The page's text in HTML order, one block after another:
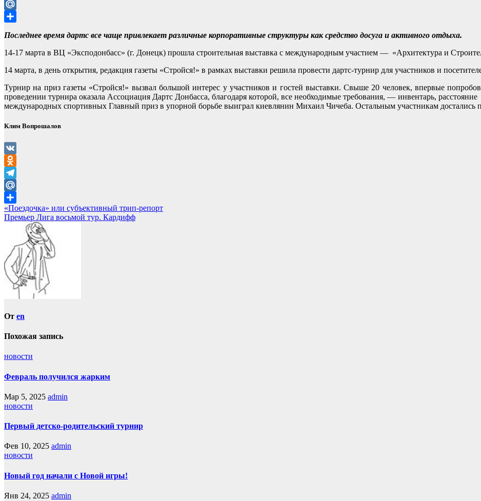
Telegram
Mail.Ru
Последнее время дартс все чаще привлекает различные корпоративные структуры как средство досуга и активного отдыха.
14-17 марта в ВЦ «Эксподонбасс» (г. Донецк) прошла строительная выставка с международным участием — «Архитектура и
14 марта, в день открытия, редакция газеты «Стройся!» в рамках выставки решила провести дартс-турнир для участников и
Турнир на приз газеты «Стройся!» вызвал большой интерес у участников и гостей выставки. Свыше 20 человек, впервые
проведении турнира оказала Ассоциация Дартс Донбасса, благодаря которой, все необходимые требования, — инвентарь,
международных спортивных Главный приз в упорной борьбе выиграл киевлянин Михаил Чичеба. Остальным участникам
Клим Вопрошалов
VK
Odnoklassniki
Telegram
Mail.Ru
Отправить
Навигация
по
записям
«Поездочка» или субъективный трип-репорт
Премьер Лига восьмой тур. Кардифф
От en
Похожая запись
новости
Февраль получился жарким
Мар 5, 2025 admin
новости
Первый детско-родительский турнир
Фев 10, 2025 admin
новости
Новый год начали с Новой игры!
Янв 24, 2025 admin